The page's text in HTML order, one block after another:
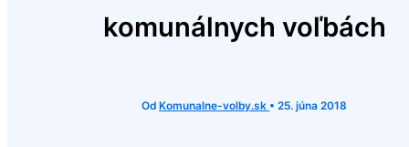
komunálnych voľbách
Od Komunalne-volby.sk •25. júna 2018